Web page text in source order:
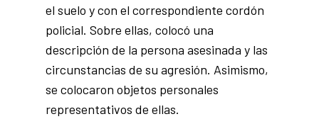
el suelo y con el correspondiente cordón
policial. Sobre ellas, colocó una
descripción de la persona asesinada y las
circunstancias de su agresión. Asimismo,
se colocaron objetos personales
representativos de ellas.